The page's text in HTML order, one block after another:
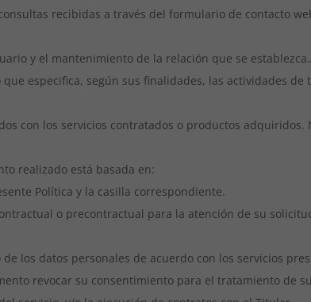
recibidas a través del formulario de contacto
y el mantenimiento de la relación que se establezca.
especifica, según sus finalidades, las actividades de
con los servicios contratados o productos adquiridos.
realizado está basada en:
Política y la casilla correspondiente.
o precontractual para la atención de su
los datos personales de acuerdo con los servicios
revocar su consentimiento para el tratamiento de